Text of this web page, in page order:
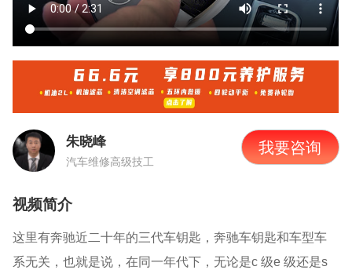
朱晓峰
汽车维修高级技工
我要咨询
视频简介
这里有奔驰近二十年的三代车钥匙，奔驰车钥匙和车型车
系无关，也就是说，在同一年代下，无论是c级e级还是s